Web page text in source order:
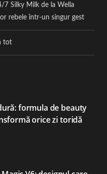
7 Silky Milk de la Wella
rebele într-un singur gest
tot
formula de beauty
orice zi toridă